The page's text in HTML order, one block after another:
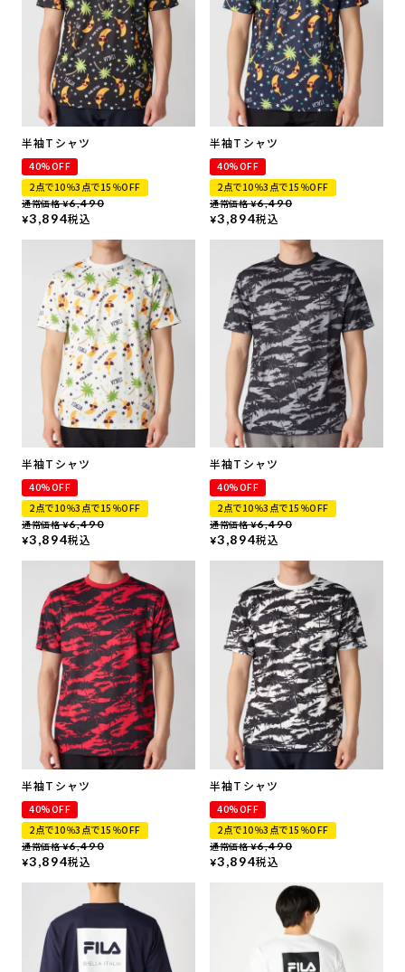
半袖Tシャツ
40%OFF
2点で10％3点で15％OFF
通常価格 ¥6,490
¥3,894税込
半袖Tシャツ
40%OFF
2点で10％3点で15％OFF
通常価格 ¥6,490
¥3,894税込
半袖Tシャツ
40%OFF
2点で10％3点で15％OFF
通常価格 ¥6,490
¥3,894税込
半袖Tシャツ
40%OFF
2点で10％3点で15％OFF
通常価格 ¥6,490
¥3,894税込
半袖Tシャツ
40%OFF
2点で10％3点で15％OFF
通常価格 ¥6,490
¥3,894税込
半袖Tシャツ
40%OFF
2点で10％3点で15％OFF
通常価格 ¥6,490
¥3,894税込